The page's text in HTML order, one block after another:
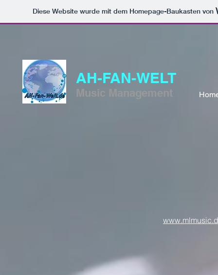
Diese Website wurde mit dem Homepage-Baukasten von
AH-FAN-WELT
Music Management